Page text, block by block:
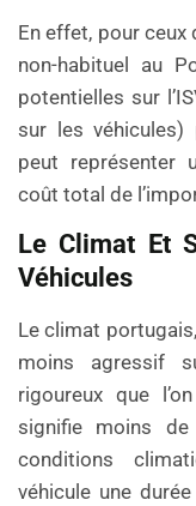
En effet, pour
non-habituel au
potentielles sur
sur les véhicules)
peut représenter
coût total de
Le Climat Et
Véhicules
Le climat
moins agressif
rigoureux que
signifie moins
conditions
véhicule une